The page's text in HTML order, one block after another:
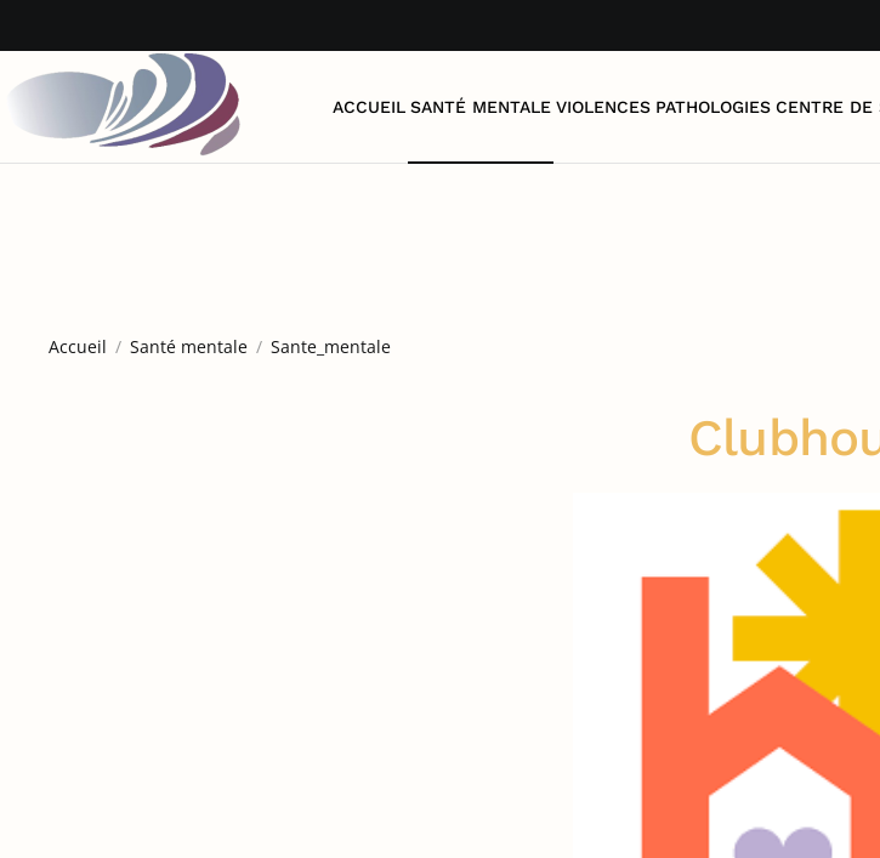
Accéder au contenu principal
ACCUEIL SANTÉ MENTALE VIOLENCES PATHOLOGIES CENTRE DE
Accueil Santé mentale Sante_mentale